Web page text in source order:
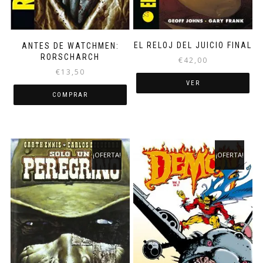
ANTES DE WATCHMEN:
RORSCHARCH
€13,50
COMPRAR
EL RELOJ DEL JUICIO FINAL
€42,00
VER
¡OFERTA! ¡OFERTA!